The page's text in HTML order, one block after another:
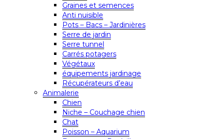
Graines et semences
Anti nuisible
Pots – Bacs – Jardinières
Serre de jardin
Serre tunnel
Carrés potagers
Végétaux
équipements jardinage
Récupérateurs d’eau
Animalerie
Chien
Niche – Couchage chien
Chat
Poisson – Aquarium